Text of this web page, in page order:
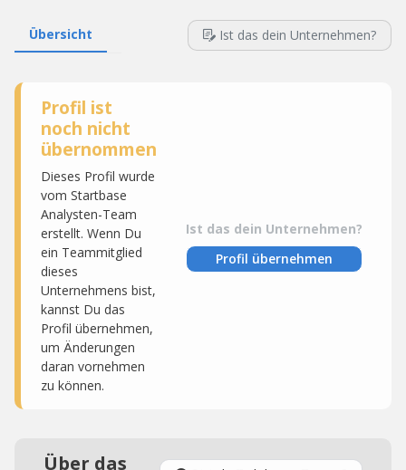
Übersicht Ist das dein Unternehmen?
Profil ist
noch nicht
übernommen
Dieses Profil wurde
vom Startbase
Analysten-Team
erstellt. Wenn Du
ein Teammitglied
dieses
Unternehmens bist,
kannst Du das
Profil übernehmen,
um Änderungen
daran vornehmen
zu können.
Ist das dein Unternehmen?
Profil übernehmen
Über das